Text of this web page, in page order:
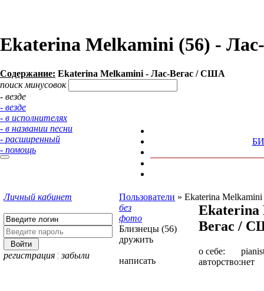
Ekaterina Melkamini (56) -
Содержание: Ekaterina Melkamini - Лас-Вегас / США
поиск минусовок
- везде
- везде
- в исполнителях
- в названии песни
- расширенный
- помощь
Личный кабинет
регистрация ¦ забыли
Пользователи » Ekaterina Melkamini
без
фото
Близнецы (56)
дружить
написать
Ekaterina
Вегас /
о себе:
авторство:нет